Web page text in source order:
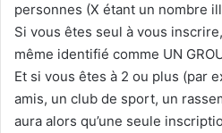
personnes (X étant un nombre
Si vous êtes seul à vous
même identifié comme UN
Et si vous êtes à 2 ou plus (par
amis, un club de sport, un
aura alors qu’une seule